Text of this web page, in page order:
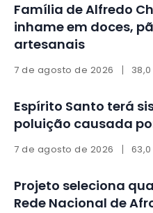
Família de Alfredo
inhame em doces,
artesanais
7 de agosto de 2026
Espírito Santo terá
poluição causada
7 de agosto de 2026
Projeto seleciona
Rede Nacional de